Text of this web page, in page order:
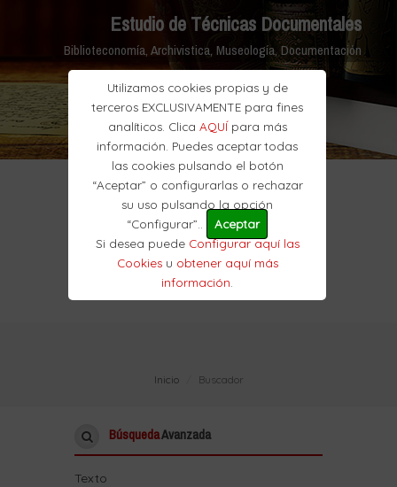
Utilizamos cookies propias y de
terceros EXCLUSIVAMENTE para fines
analíticos. Clica AQUÍpara más
información. Puedes aceptar todas
las cookies pulsando el botón
“Aceptar” o configurarlas o rechazar
su uso pulsando la opción
“Configurar”..
Aceptar
Si desea puede Configurar aquí las
Cookiesu obtener aquí más
información
Estudio de Técnicas Documentales
Biblioteconomía, Archivistica, Museología, Documentación
Inicio Buscador
BúsquedaAvanzada
Texto